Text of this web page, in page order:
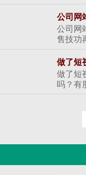
公司网
公司网
售技功
做了短
做了短
吗？有